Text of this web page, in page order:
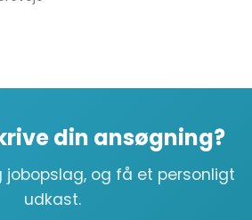
din ansøgning?
jobopslag, og få et personligt
udkast.